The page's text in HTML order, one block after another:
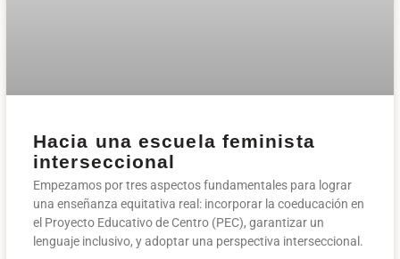
Hacia una escuela feminista
interseccional
Empezamos por tres aspectos fundamentales para lograr
una enseñanza equitativa real: incorporar la coeducación en
el Proyecto Educativo de Centro (PEC), garantizar un
lenguaje inclusivo, y adoptar una perspectiva interseccional.